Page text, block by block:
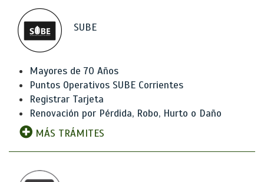
SUBE
Mayores de 70 Años
Puntos Operativos SUBE Corrientes
Registrar Tarjeta
Renovación por Pérdida, Robo, Hurto o Daño
MÁS TRÁMITES